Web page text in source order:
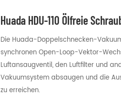
Huada HDU-110 Ölfreie
Die Huada-Doppelschnecken-
synchronen Open-Loop-Vektor-
Luftansaugventil, den Luftfilter und
Vakuumsystem absaugen und die
zu erreichen.